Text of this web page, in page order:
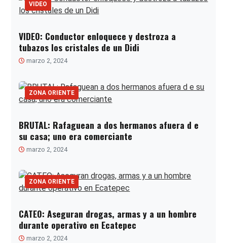
VIDEO
VIDEO: Conductor enloquece y destroza a
tubazos los cristales de un Didi
marzo 2, 2024
ZONA ORIENTE
BRUTAL: Rafaguean a dos hermanos afuera d e
su casa; uno era comerciante
marzo 2, 2024
ZONA ORIENTE
CATEO: Aseguran drogas, armas y a un hombre
durante operativo en Ecatepec
marzo 2, 2024